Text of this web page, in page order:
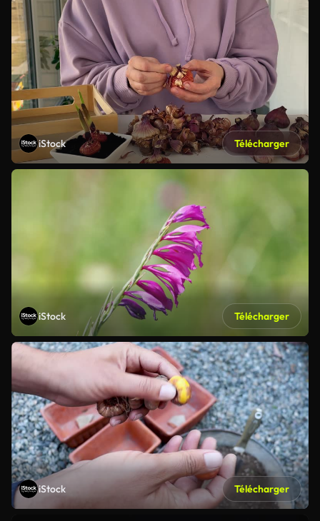
iStock Télécharger
iStock Télécharger
iStock Télécharger